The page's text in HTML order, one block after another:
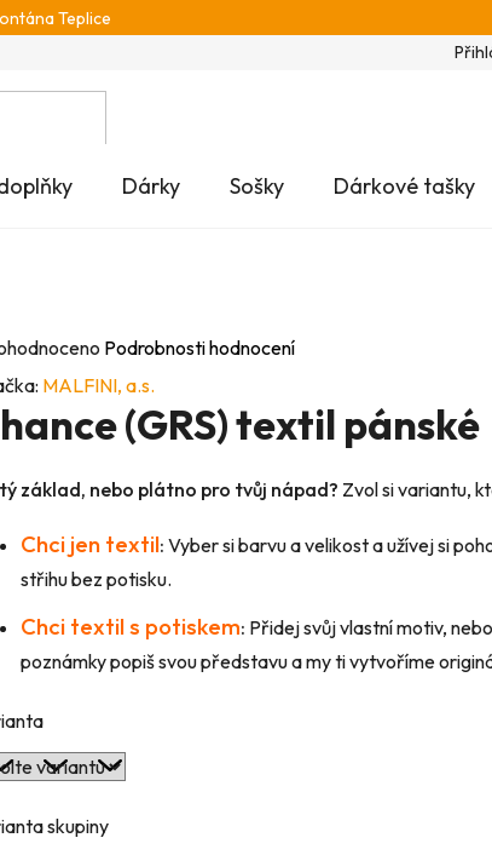
Teplice
Dárky Sošky Dárkové tašky
Podrobnosti hodnocení
MALFINI, a.s.
(GRS) textil pánské
základ, nebo plátno pro tvůj nápad? Zvol si variantu,
Chci jen textil: Vyber si barvu a velikost a užívej si
střihu bez potisku.
Chci textil s potiskem: Přidej svůj vlastní motiv,
poznámky popiš svou představu a my ti vytvoříme
skupiny